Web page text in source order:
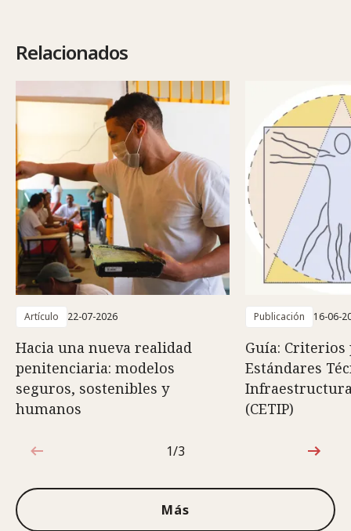
Relacionados
Artículo 22-07-2026
Hacia una nueva realidad
penitenciaria: modelos
seguros, sostenibles y
humanos
Publicación 16-06-
Guía: Criterios
Estándares
(CETIP)
1de3
1/3
Más